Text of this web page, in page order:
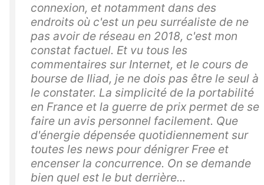
connexion, et notamment dans des
endroits où c'est un peu surréaliste de ne
pas avoir de réseau en 2018, c'est mon
constat factuel. Et vu tous les
commentaires sur Internet, et le cours de
bourse de Iliad, je ne dois pas être le seul à
le constater. La simplicité de la portabilité
en France et la guerre de prix permet de se
faire un avis personnel facilement. Que
d'énergie dépensée quotidiennement sur
toutes les news pour dénigrer Free et
encenser la concurrence. On se demande
bien quel est le but derrière...